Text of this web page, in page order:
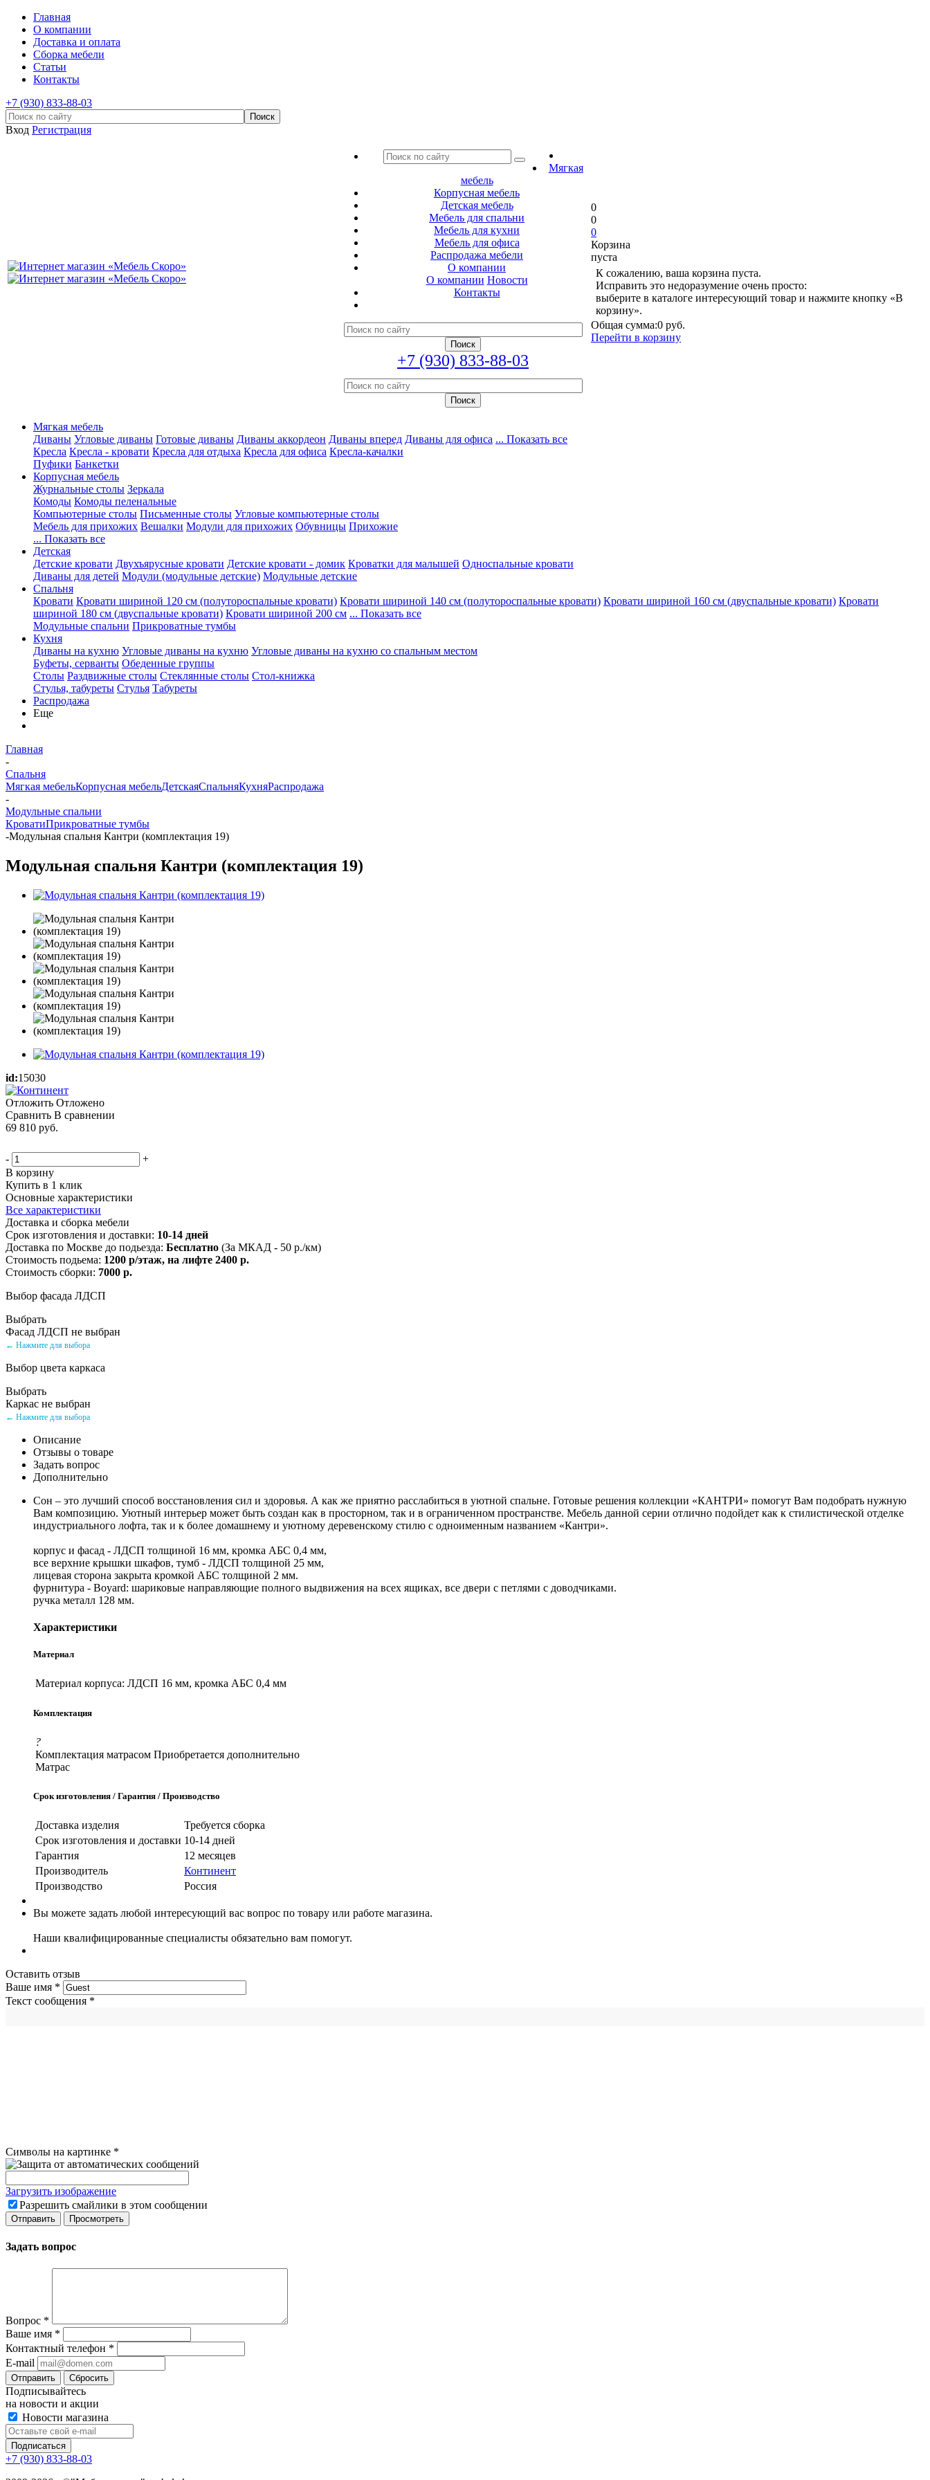
Главная
О компании
Доставка и оплата
Сборка мебели
Статьи
Контакты
+7 (930) 833-88-03
Вход Регистрация
Мягкая
мебель
Корпусная мебель
Детская мебель
Мебель для спальни
Мебель для кухни
Мебель для офиса
Распродажа мебели
О компании
О компании Новости
Контакты
+7 (930) 833-88-03
0
0
0
Корзина
пуста
К сожалению, ваша корзина пуста.
Исправить это недоразумение очень просто:
выберите в каталоге интересующий товар и нажмите кнопку «В
корзину».
Общая сумма:0 руб.
Перейти в корзину
Мягкая мебель
Диваны Угловые диваны Готовые диваны Диваны аккордеон Диваны вперед Диваны для офиса ... Показать все
Кресла Кресла - кровати Кресла для отдыха Кресла для офиса Кресла-качалки
Пуфики Банкетки
Корпусная мебель
Журнальные столы Зеркала
Комоды Комоды пеленальные
Компьютерные столы Письменные столы Угловые компьютерные столы
Мебель для прихожих Вешалки Модули для прихожих Обувницы Прихожие
... Показать все
Детская
Детские кровати Двухъярусные кровати Детские кровати - домик Кроватки для малышей Односпальные кровати
Диваны для детей Модули (модульные детские) Модульные детские
Спальня
Кровати Кровати шириной 120 см (полутороспальные кровати) Кровати шириной 140 см (полутороспальные кровати) Кровати шириной 160 см (двуспальные кровати) Кровати
шириной 180 см (двуспальные кровати) Кровати шириной 200 см ... Показать все
Модульные спальни Прикроватные тумбы
Кухня
Диваны на кухню Угловые диваны на кухню Угловые диваны на кухню со спальным местом
Буфеты, серванты Обеденные группы
Столы Раздвижные столы Стеклянные столы Стол-книжка
Стулья, табуреты Стулья Табуреты
Распродажа
Еще
Главная
-
Спальня
Мягкая мебельКорпусная мебельДетскаяСпальняКухняРаспродажа
-
Модульные спальни
КроватиПрикроватные тумбы
-Модульная спальня Кантри (комплектация 19)
Модульная спальня Кантри (комплектация 19)
id:15030
Отложить Отложено
Сравнить В сравнении
69 810 руб.
-
+
В корзину
Купить в 1 клик
Основные характеристики
Все характеристики
Доставка и сборка мебели
Срок изготовления и доставки: 10-14 дней
Доставка по Москве до подьезда: Бесплатно (За МКАД - 50 р./км)
Стоимость подьема: 1200 р/этаж, на лифте 2400 р.
Стоимость сборки: 7000 р.
Выбор фасада ЛДСП
Выбрать
Фасад ЛДСП не выбран
← Нажмите для выбора
Выбор цвета каркаса
Выбрать
Каркас не выбран
← Нажмите для выбора
Описание
Отзывы о товаре
Задать вопрос
Дополнительно
Сон – это лучший способ восстановления сил и здоровья. А как же приятно расслабиться в уютной спальне. Готовые решения коллекции «КАНТРИ» помогут Вам подобрать нужную
Вам композицию. Уютный интерьер может быть создан как в просторном, так и в ограниченном пространстве. Мебель данной серии отлично подойдет как к стилистической отделке
индустриального лофта, так и к более домашнему и уютному деревенскому стилю с одноименным названием «Кантри».
корпус и фасад - ЛДСП толщиной 16 мм, кромка АБС 0,4 мм,
все верхние крышки шкафов, тумб - ЛДСП толщиной 25 мм,
лицевая сторона закрыта кромкой АБС толщиной 2 мм.
фурнитура - Boyard: шариковые направляющие полного выдвижения на всех ящиках, все двери с петлями с доводчиками.
ручка металл 128 мм.
Характеристики
Материал
Материал корпуса: ЛДСП 16 мм, кромка АБС 0,4 мм
Комплектация
?
Комплектация матрасом
Матрас
Приобретается дополнительно
Срок изготовления / Гарантия / Производство
Доставка изделия
Требуется сборка
Срок изготовления и доставки 10-14 дней
Гарантия
12 месяцев
Производитель
Континент
Производство
Россия
Вы можете задать любой интересующий вас вопрос по товару или работе магазина.
Наши квалифицированные специалисты обязательно вам помогут.
Оставить отзыв
Ваше имя *
Текст сообщения *
Символы на картинке *
Загрузить изображение
Разрешить смайлики в этом сообщении
Задать вопрос
Вопрос *
Ваше имя *
Контактный телефон *
E-mail
Сбросить
Подписывайтесь
на новости и акции
Новости магазина
+7 (930) 833-88-03